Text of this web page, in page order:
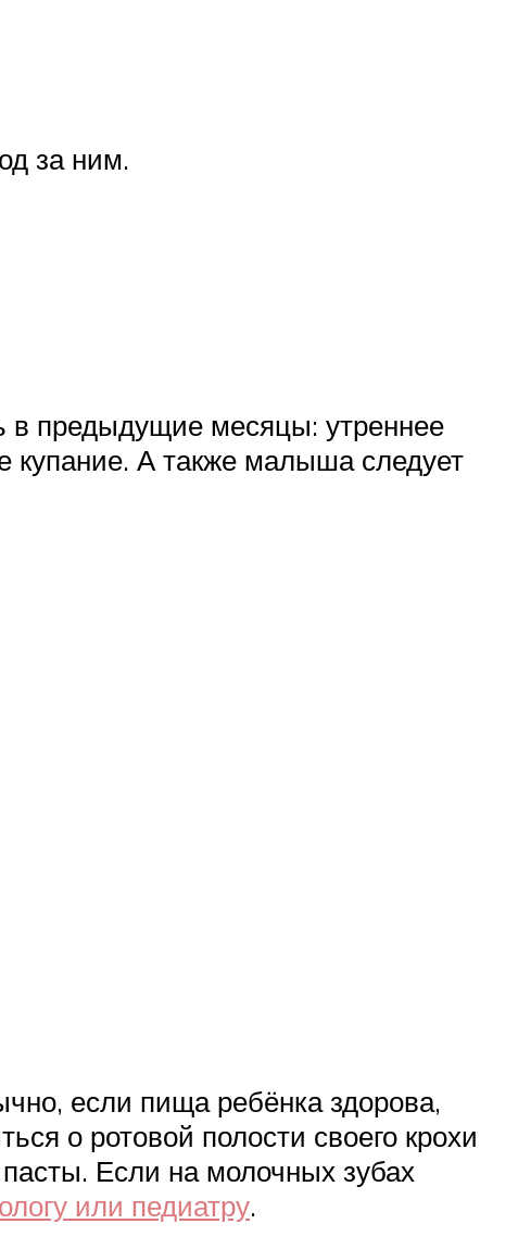
за ним.
в предыдущие месяцы: утреннее
купание. А также малыша следует
если пища ребёнка здорова,
о ротовой полости своего крохи
Если на молочных зубах
или педиатру.